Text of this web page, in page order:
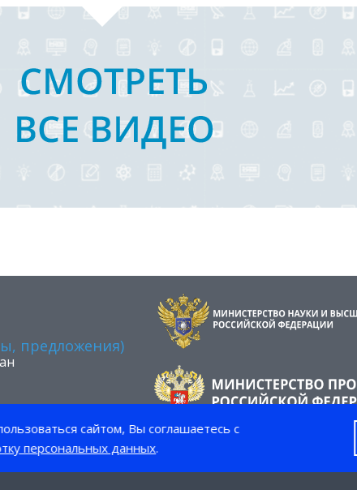
сайтом, Вы соглашаетесь с
персональных данных.
предложения)